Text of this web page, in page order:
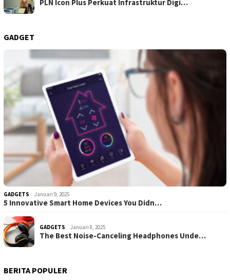
PLN Icon Plus Perkuat Infrastruktur Digi…
GADGET
GADGETS Januari 9, 2025
5 Innovative Smart Home Devices You Didn…
GADGETS Januari 8, 2025
The Best Noise-Canceling Headphones Unde…
BERITA POPULER